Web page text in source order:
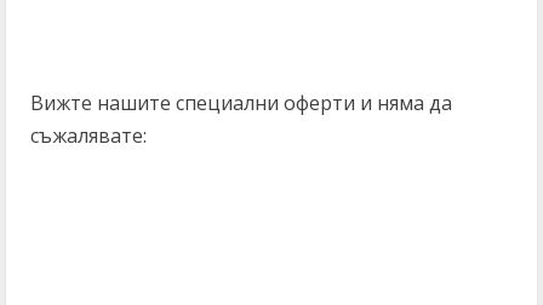
Вижте нашите специални оферти и няма да
съжалявате: